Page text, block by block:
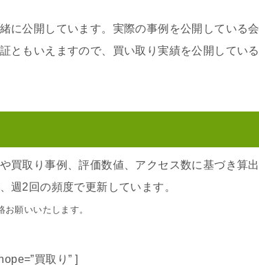
に公開しています。実際の事例を公開している会
ともいえますので、買い取り実績を公開している
買取り事例、評価数値、アクセス数に基づき算出
週2回の頻度で更新しています。
お願いいたします。
買取り” ]